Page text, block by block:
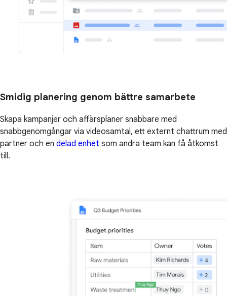
Smidig planering genom bättre samarbete
Skapa kampanjer och affärsplaner snabbare med
snabbgenomgångar via videosamtal, ett externt chattrum med
partner och en delad enhet som andra team kan få åtkomst
till.